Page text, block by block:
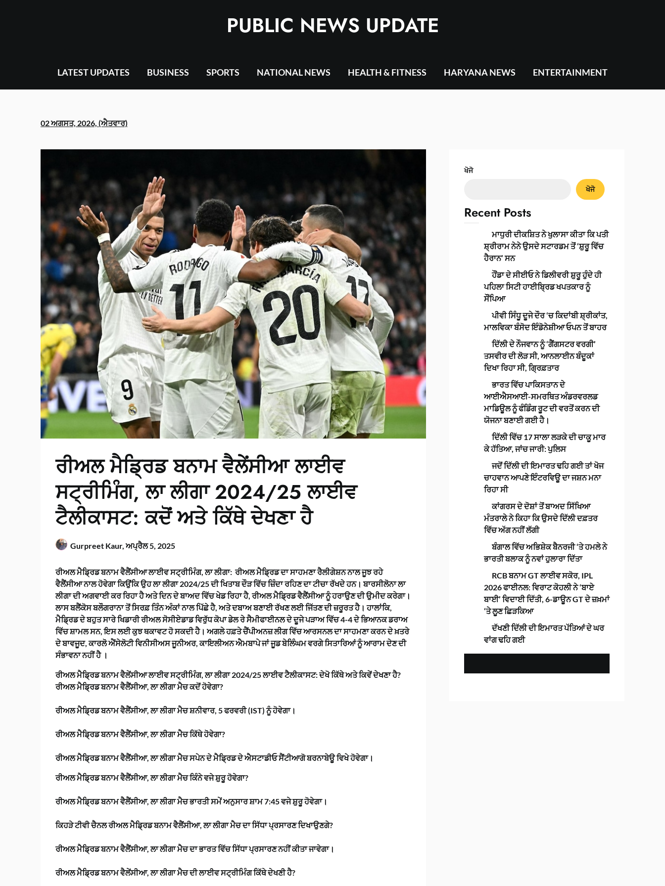
PUBLIC NEWS UPDATE
LATEST UPDATES BUSINESS SPORTS NATIONAL NEWS HEALTH & FITNESS HARYANA NEWS ENTERTAINMENT
02 ਅਗਸਤ, 2026, (ਐਤਵਾਰ)
ਰੀਅਲ ਮੈਡ੍ਰਿਡ ਬਨਾਮ ਵੈਲੇਂਸੀਆ ਲਾਈਵ
ਸਟ੍ਰੀਮਿੰਗ, ਲਾ ਲੀਗਾ 2024/25 ਲਾਈਵ
ਟੈਲੀਕਾਸਟ: ਕਦੋਂ ਅਤੇ ਕਿੱਥੇ ਦੇਖਣਾ ਹੈ
Gurpreet Kaur,ਅਪ੍ਰੈਲ 5, 2025
ਰੀਅਲ ਮੈਡ੍ਰਿਡ ਬਨਾਮ ਵੈਲੈਂਸੀਆ ਲਾਈਵ ਸਟ੍ਰੀਮਿੰਗ, ਲਾ ਲੀਗਾ: ਰੀਅਲ ਮੈਡ੍ਰਿਡ ਦਾ ਸਾਹਮਣਾ ਰੈਲੀਗੇਸ਼ਨ ਨਾਲ ਜੂਝ ਰਹੇ
ਵੈਲੈਂਸੀਆ ਨਾਲ ਹੋਵੇਗਾ ਕਿਉਂਕਿ ਉਹ ਲਾ ਲੀਗਾ 2024/25 ਦੀ ਖਿਤਾਬ ਦੌੜ ਵਿੱਚ ਜ਼ਿੰਦਾ ਰਹਿਣ ਦਾ ਟੀਚਾ ਰੱਖਦੇ ਹਨ। ਬਾਰਸੀਲੋਨਾ ਲਾ
ਲੀਗਾ ਦੀ ਅਗਵਾਈ ਕਰ ਰਿਹਾ ਹੈ ਅਤੇ ਦਿਨ ਦੇ ਬਾਅਦ ਵਿੱਚ ਖੇਡ ਰਿਹਾ ਹੈ, ਰੀਅਲ ਮੈਡ੍ਰਿਡ ਵੈਲੈਂਸੀਆ ਨੂੰ ਹਰਾਉਣ ਦੀ ਉਮੀਦ ਕਰੇਗਾ।
ਲਾਸ ਬਲੈਂਕੋਸ ਬਲੌਗਰਾਨਾ ਤੋਂ ਸਿਰਫ਼ ਤਿੰਨ ਅੰਕਾਂ ਨਾਲ ਪਿੱਛੇ ਹੈ, ਅਤੇ ਦਬਾਅ ਬਣਾਈ ਰੱਖਣ ਲਈ ਜਿੱਤਣ ਦੀ ਜ਼ਰੂਰਤ ਹੈ। ਹਾਲਾਂਕਿ,
ਮੈਡ੍ਰਿਡ ਦੇ ਬਹੁਤ ਸਾਰੇ ਖਿਡਾਰੀ ਰੀਅਲ ਸੋਸੀਏਡਾਡ ਵਿਰੁੱਧ ਕੋਪਾ ਡੇਲ ਰੇ ਸੈਮੀਫਾਈਨਲ ਦੇ ਦੂਜੇ ਪੜਾਅ ਵਿੱਚ 4-4 ਦੇ ਭਿਆਨਕ ਡਰਾਅ
ਵਿੱਚ ਸ਼ਾਮਲ ਸਨ, ਇਸ ਲਈ ਕੁਝ ਥਕਾਵਟ ਹੋ ਸਕਦੀ ਹੈ। ਅਗਲੇ ਹਫ਼ਤੇ ਚੈਂਪੀਅਨਜ਼ ਲੀਗ ਵਿੱਚ ਆਰਸਨਲ ਦਾ ਸਾਹਮਣਾ ਕਰਨ ਦੇ ਖ਼ਤਰੇ
ਦੇ ਬਾਵਜੂਦ, ਕਾਰਲੋ ਐਂਸੇਲੋਟੀ ਵਿਨੀਸੀਅਸ ਜੂਨੀਅਰ, ਕਾਇਲੀਅਨ ਐਮਬਾਪੇ ਜਾਂ ਜੂਡ ਬੇਲਿੰਘਮ ਵਰਗੇ ਸਿਤਾਰਿਆਂ ਨੂੰ ਆਰਾਮ ਦੇਣ ਦੀ
ਸੰਭਾਵਨਾ ਨਹੀਂ ਹੈ ।
ਰੀਅਲ ਮੈਡ੍ਰਿਡ ਬਨਾਮ ਵੈਲੇਂਸੀਆ ਲਾਈਵ ਸਟ੍ਰੀਮਿੰਗ, ਲਾ ਲੀਗਾ 2024/25 ਲਾਈਵ ਟੈਲੀਕਾਸਟ: ਦੇਖੋ ਕਿੱਥੇ ਅਤੇ ਕਿਵੇਂ ਦੇਖਣਾ ਹੈ?
ਰੀਅਲ ਮੈਡ੍ਰਿਡ ਬਨਾਮ ਵੈਲੈਂਸੀਆ, ਲਾ ਲੀਗਾ ਮੈਚ ਕਦੋਂ ਹੋਵੇਗਾ?
ਰੀਅਲ ਮੈਡ੍ਰਿਡ ਬਨਾਮ ਵੈਲੈਂਸੀਆ, ਲਾ ਲੀਗਾ ਮੈਚ ਸ਼ਨੀਵਾਰ, 5 ਫਰਵਰੀ (IST) ਨੂੰ ਹੋਵੇਗਾ।
ਰੀਅਲ ਮੈਡ੍ਰਿਡ ਬਨਾਮ ਵੈਲੈਂਸੀਆ, ਲਾ ਲੀਗਾ ਮੈਚ ਕਿੱਥੇ ਹੋਵੇਗਾ?
ਰੀਅਲ ਮੈਡ੍ਰਿਡ ਬਨਾਮ ਵੈਲੈਂਸੀਆ, ਲਾ ਲੀਗਾ ਮੈਚ ਸਪੇਨ ਦੇ ਮੈਡ੍ਰਿਡ ਦੇ ਐਸਟਾਡੀਓ ਸੈਂਟੀਆਗੋ ਬਰਨਾਬੇਊ ਵਿਖੇ ਹੋਵੇਗਾ।
ਰੀਅਲ ਮੈਡ੍ਰਿਡ ਬਨਾਮ ਵੈਲੈਂਸੀਆ, ਲਾ ਲੀਗਾ ਮੈਚ ਕਿੰਨੇ ਵਜੇ ਸ਼ੁਰੂ ਹੋਵੇਗਾ?
ਰੀਅਲ ਮੈਡ੍ਰਿਡ ਬਨਾਮ ਵੈਲੈਂਸੀਆ, ਲਾ ਲੀਗਾ ਮੈਚ ਭਾਰਤੀ ਸਮੇਂ ਅਨੁਸਾਰ ਸ਼ਾਮ 7:45 ਵਜੇ ਸ਼ੁਰੂ ਹੋਵੇਗਾ।
ਕਿਹੜੇ ਟੀਵੀ ਚੈਨਲ ਰੀਅਲ ਮੈਡ੍ਰਿਡ ਬਨਾਮ ਵੈਲੈਂਸੀਆ, ਲਾ ਲੀਗਾ ਮੈਚ ਦਾ ਸਿੱਧਾ ਪ੍ਰਸਾਰਣ ਦਿਖਾਉਣਗੇ?
ਰੀਅਲ ਮੈਡ੍ਰਿਡ ਬਨਾਮ ਵੈਲੈਂਸੀਆ, ਲਾ ਲੀਗਾ ਮੈਚ ਦਾ ਭਾਰਤ ਵਿੱਚ ਸਿੱਧਾ ਪ੍ਰਸਾਰਣ ਨਹੀਂ ਕੀਤਾ ਜਾਵੇਗਾ।
ਰੀਅਲ ਮੈਡ੍ਰਿਡ ਬਨਾਮ ਵੈਲੇਂਸੀਆ, ਲਾ ਲੀਗਾ ਮੈਚ ਦੀ ਲਾਈਵ ਸਟ੍ਰੀਮਿੰਗ ਕਿੱਥੇ ਦੇਖਣੀ ਹੈ?
ਖੋਜੋ
ਖੋਜੋ
Recent Posts
ਮਾਧੁਰੀ ਦੀਕਸ਼ਿਤ ਨੇ ਖੁਲਾਸਾ ਕੀਤਾ ਕਿ ਪਤੀ
ਸ਼੍ਰੀਰਾਮ ਨੇਨੇ ਉਸਦੇ ਸਟਾਰਡਮ ਤੋਂ ‘ਸ਼ੁਰੂ ਵਿੱਚ
ਹੈਰਾਨ’ ਸਨ
ਹੌਂਡਾ ਦੇ ਸੀਈਓ ਨੇ ਡਿਲੀਵਰੀ ਸ਼ੁਰੂ ਹੁੰਦੇ ਹੀ
ਪਹਿਲਾ ਸਿਟੀ ਹਾਈਬ੍ਰਿਡ ਖਪਤਕਾਰ ਨੂੰ
ਸੌਂਪਿਆ
ਪੀਵੀ ਸਿੰਧੂ ਦੂਜੇ ਦੌਰ ‘ਚ ਕਿਦਾਂਬੀ ਸ਼੍ਰੀਕਾਂਤ,
ਮਾਲਵਿਕਾ ਬੰਸੋਦ ਇੰਡੋਨੇਸ਼ੀਆ ਓਪਨ ਤੋਂ ਬਾਹਰ
ਦਿੱਲੀ ਦੇ ਨੌਜਵਾਨ ਨੂੰ ‘ਗੈਂਗਸਟਰ ਵਰਗੀ’
ਤਸਵੀਰ ਦੀ ਲੋੜ ਸੀ, ਆਨਲਾਈਨ ਬੰਦੂਕਾਂ
ਦਿਖਾ ਰਿਹਾ ਸੀ, ਗ੍ਰਿਫ਼ਤਾਰ
ਭਾਰਤ ਵਿੱਚ ਪਾਕਿਸਤਾਨ ਦੇ
ਆਈਐਸਆਈ-ਸਮਰਥਿਤ ਅੰਡਰਵਰਲਡ
ਮਾਡਿਊਲ ਨੂੰ ਫੰਡਿੰਗ ਰੂਟ ਦੀ ਵਰਤੋਂ ਕਰਨ ਦੀ
ਯੋਜਨਾ ਬਣਾਈ ਗਈ ਹੈ।
ਦਿੱਲੀ ਵਿੱਚ 17 ਸਾਲਾ ਲੜਕੇ ਦੀ ਚਾਕੂ ਮਾਰ
ਕੇ ਹੱਤਿਆ, ਜਾਂਚ ਜਾਰੀ: ਪੁਲਿਸ
ਜਦੋਂ ਦਿੱਲੀ ਦੀ ਇਮਾਰਤ ਢਹਿ ਗਈ ਤਾਂ ਖੋਜ
ਚਾਹਵਾਨ ਆਪਣੇ ਇੰਟਰਵਿਊ ਦਾ ਜਸ਼ਨ ਮਨਾ
ਰਿਹਾ ਸੀ
ਕਾਂਗਰਸ ਦੇ ਦੋਸ਼ਾਂ ਤੋਂ ਬਾਅਦ ਸਿੱਖਿਆ
ਮੰਤਰਾਲੇ ਨੇ ਕਿਹਾ ਕਿ ਉਸਦੇ ਦਿੱਲੀ ਦਫ਼ਤਰ
ਵਿੱਚ ਅੱਗ ਨਹੀਂ ਲੱਗੀ
ਬੰਗਾਲ ਵਿੱਚ ਅਭਿਸ਼ੇਕ ਬੈਨਰਜੀ ‘ਤੇ ਹਮਲੇ ਨੇ
ਭਾਰਤੀ ਬਲਾਕ ਨੂੰ ਨਵਾਂ ਹੁਲਾਰਾ ਦਿੱਤਾ
RCB ਬਨਾਮ GT ਲਾਈਵ ਸਕੋਰ, IPL
2026 ਫਾਈਨਲ: ਵਿਰਾਟ ਕੋਹਲੀ ਨੇ ‘ਬਾਏ
ਬਾਈ’ ਵਿਦਾਈ ਦਿੱਤੀ, 6-ਡਾਊਨ GT ਦੇ ਜ਼ਖ਼ਮਾਂ
‘ਤੇ ਲੂਣ ਛਿੜਕਿਆ
ਦੱਖਣੀ ਦਿੱਲੀ ਦੀ ਇਮਾਰਤ ਪੱਤਿਆਂ ਦੇ ਘਰ
ਵਾਂਗ ਢਹਿ ਗਈ